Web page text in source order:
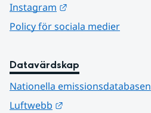
Instagram
Policy för sociala medier
Datavärdskap
Nationella emissionsdatabasen
Luftwebb